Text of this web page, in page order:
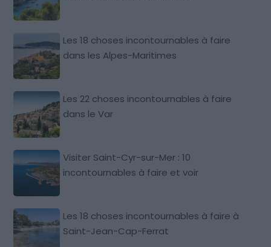
Les 18 choses incontournables à faire
dans les Alpes-Maritimes
Les 22 choses incontournables à faire
dans le Var
Visiter Saint-Cyr-sur-Mer : 10
incontournables à faire et voir
Les 18 choses incontournables à faire à
Saint-Jean-Cap-Ferrat